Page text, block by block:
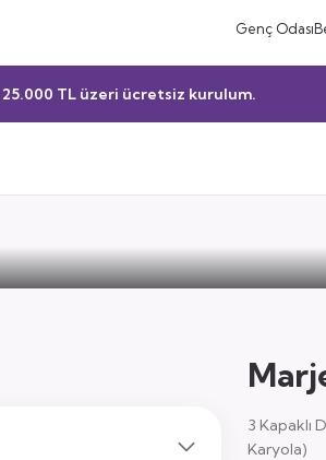
Genç Odası
25.000 TL üzeri ücretsiz kurulum.
3 Kapaklı
Karyola)